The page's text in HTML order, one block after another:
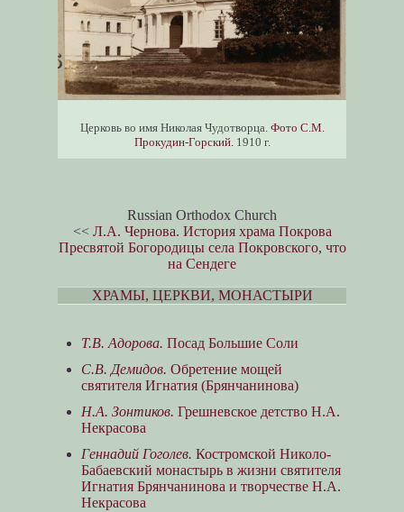
Церковь во имя Николая Чудотворца. Фото С.М.
Прокудин-Горский.1910 г.
Russian Orthodox Church
<< Л.А. Чернова. История храма Покрова
Пресвятой Богородицы села Покровского, что
на Сендеге
ХРАМЫ, ЦЕРКВИ, МОНАСТЫРИ
Т.В. Адорова. Посад Большие Соли
С.В. Демидов. Обретение мощей
святителя Игнатия (Брянчанинова)
Н.А. Зонтиков. Грешневское детство Н.А.
Некрасова
Геннадий Гоголев. Костромской Николо-
Бабаевский монастырь в жизни святителя
Игнатия Брянчанинова и творчестве Н.А.
Некрасова